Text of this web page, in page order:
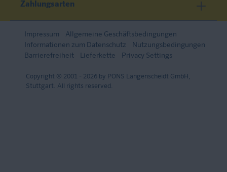
Zahlungsarten
Impressum
Allgemeine Geschäftsbedingungen
Informationen zum Datenschutz
Nutzungsbedingungen
Barrierefreiheit
Lieferkette Privacy Settings
Copyright © 2001 - 2026 by PONS Langenscheidt GmbH,
Stuttgart. All rights reserved.